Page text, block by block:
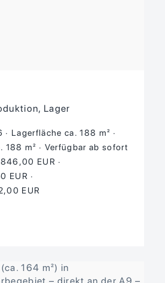
Lager
Lagerfläche ca. 188 m²
188 m²
Verfügbar ab sofort
EUR
EUR
EUR